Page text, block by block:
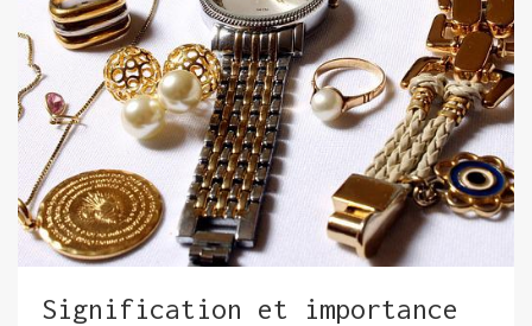
Signification et importance